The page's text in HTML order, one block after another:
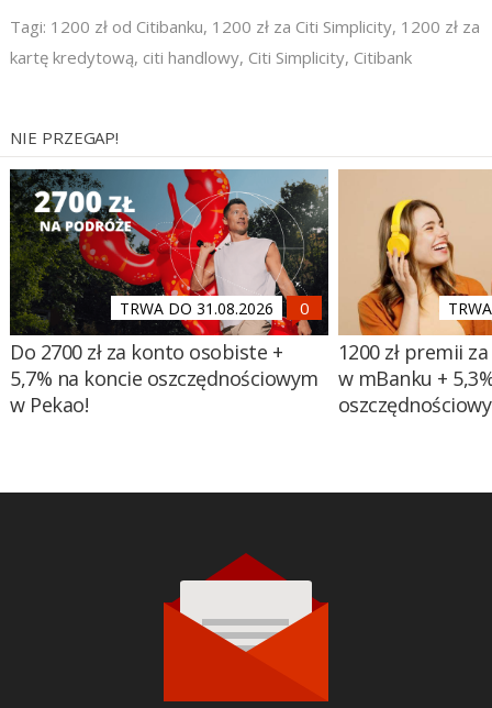
Tagi: 1200 zł od Citibanku, 1200 zł za Citi Simplicity, 1200 zł za
kartę kredytową, citi handlowy, Citi Simplicity, Citibank
NIE PRZEGAP!
TRWA DO 31.08.2026
Do 2700 zł za konto osobiste +
5,7% na koncie oszczędnościowym
w Pekao!
1200 zł premii
w mBanku +